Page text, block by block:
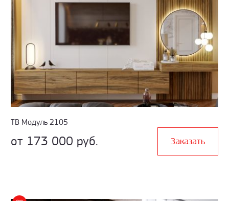
ТВ Модуль 2105
от 173 000 руб. Заказать